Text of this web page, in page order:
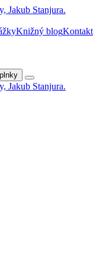
Knižný blogKontakt